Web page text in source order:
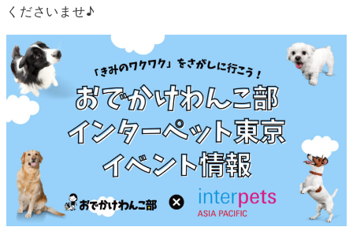
くださいませ♪